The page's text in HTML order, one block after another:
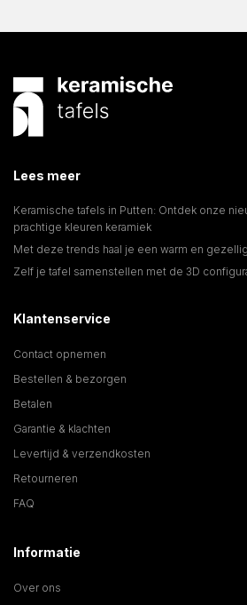
Lees meer
Keramische tafels in Putten: Ontdek onze
prachtige kleuren keramiek
Met deze trends haal je een warm en gezellig
Zelf je tafel samenstellen met de 3D
Klantenservice
Contact opnemen
Bestellen & bezorgen
Betalen
Garantie & klachten
Levertijd & verzendkosten
Retourneren
FAQ
Informatie
Over ons